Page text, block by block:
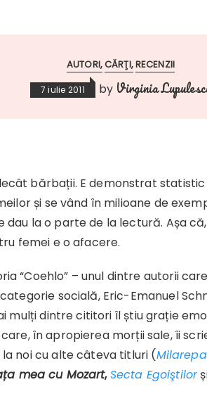
AUTORI CĂRŢI RECENZII
7 iulie 2011 by Virginia
bărbații. E demonstrat statistic
și se vând în milioane de
dau la o parte de la lectură. Așa
femei e o afacere.
“Coehlo” – unul dintre autorii
socială, Eric-Emanuel
mulți dintre cititori îl știu grație
în apropierea morții sale, îi
noi cu alte câteva titluri (Milarepa
mea cu Mozart,Secta Egoiştilor